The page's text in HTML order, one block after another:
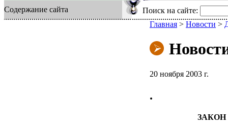
Содержание сайта Поиск на сайте:
Главная > Новости >
20 ноября 2003 г.
.
ЗАКОН